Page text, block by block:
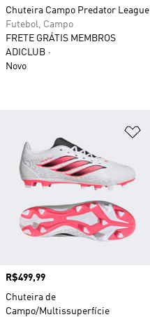
Chuteira Campo Predator League
Futebol, Campo
FRETE GRÁTIS MEMBROS
ADICLUB
Novo
Preço
R$499,99
Chuteira de
Campo/Multissuperfície